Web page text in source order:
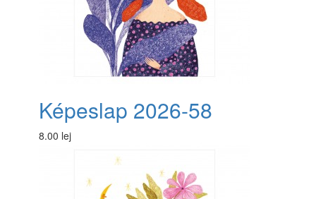
Képeslap 2026-58
8.00 lej